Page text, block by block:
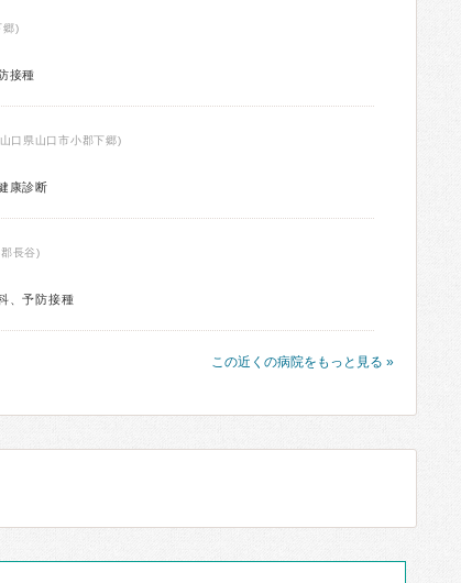
郷)
接種
口県山口市小郡下郷)
康診断
長谷)
、予防接種
この近くの病院をもっと見る »